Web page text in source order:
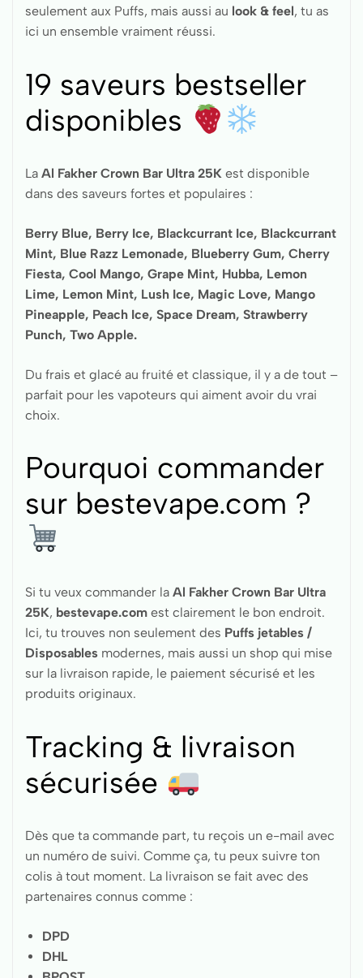
seulement aux Puffs, mais aussi au look & feel, tu as
ici un ensemble vraiment réussi.
19 saveurs bestseller
disponibles
La Al Fakher Crown Bar Ultra 25K est disponible
dans des saveurs fortes et populaires :
Berry Blue, Berry Ice, Blackcurrant Ice, Blackcurrant
Mint, Blue Razz Lemonade, Blueberry Gum, Cherry
Fiesta, Cool Mango, Grape Mint, Hubba, Lemon
Lime, Lemon Mint, Lush Ice, Magic Love, Mango
Pineapple, Peach Ice, Space Dream, Strawberry
Punch, Two Apple.
Du frais et glacé au fruité et classique, il y a de tout –
parfait pour les vapoteurs qui aiment avoir du vrai
choix.
Pourquoi commander
sur bestevape.com ?
Si tu veux commander la Al Fakher Crown Bar Ultra
25K, bestevape.com est clairement le bon endroit.
Ici, tu trouves non seulement des Puffs jetables /
Disposables modernes, mais aussi un shop qui mise
sur la livraison rapide, le paiement sécurisé et les
produits originaux.
Tracking & livraison
sécurisée
Dès que ta commande part, tu reçois un e-mail avec
un numéro de suivi. Comme ça, tu peux suivre ton
colis à tout moment. La livraison se fait avec des
partenaires connus comme :
DPD
DHL